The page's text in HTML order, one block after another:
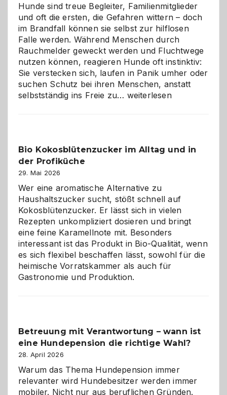
Hunde sind treue Begleiter, Familienmitglieder
und oft die ersten, die Gefahren wittern – doch
im Brandfall können sie selbst zur hilflosen
Falle werden. Während Menschen durch
Rauchmelder geweckt werden und Fluchtwege
nutzen können, reagieren Hunde oft instinktiv:
Sie verstecken sich, laufen in Panik umher oder
suchen Schutz bei ihren Menschen, anstatt
selbstständig ins Freie zu… Wenn
Gefahr
für
Hunde
im
eigenen
Zuhause
weiterlesen
Bio Kokosblütenzucker im Alltag und in
der Profiküche
29. Mai 2026
Wer eine aromatische Alternative zu
Haushaltszucker sucht, stößt schnell auf
Kokosblütenzucker. Er lässt sich in vielen
Rezepten unkompliziert dosieren und bringt
eine feine Karamellnote mit. Besonders
interessant ist das Produkt in Bio-Qualität, wenn
es sich flexibel beschaffen lässt, sowohl für die
heimische Vorratskammer als auch für
Gastronomie und Produktion.
Betreuung mit Verantwortung – wann ist
eine Hundepension die richtige Wahl?
28. April 2026
Warum das Thema Hundepension immer
relevanter wird Hundebesitzer werden immer
mobiler. Nicht nur aus beruflichen Gründen.